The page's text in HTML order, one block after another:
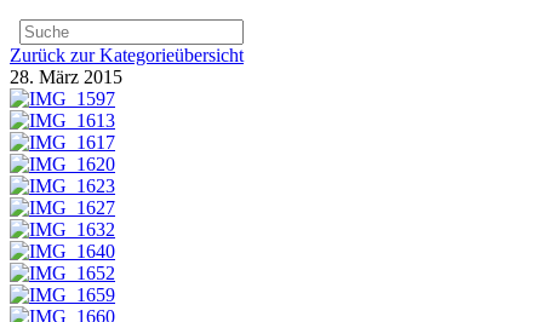
Zurück zur Kategorieübersicht
28. März 2015